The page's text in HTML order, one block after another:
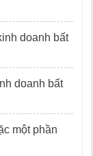
doanh bất
doanh bất
một phần